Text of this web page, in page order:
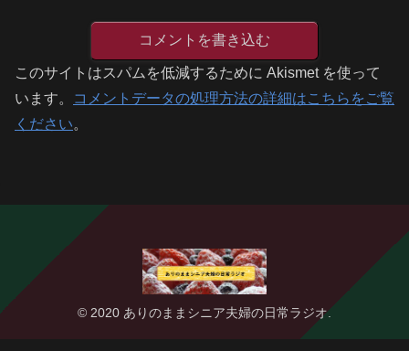
コメントを書き込む
このサイトはスパムを低減するために Akismet を使って
います。
コメントデータの処理方法の詳細はこちらをご覧
ください。
© 2020 ありのままシニア夫婦の日常ラジオ.